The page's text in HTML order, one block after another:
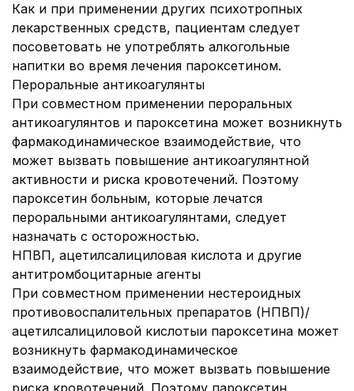
Как и при применении других психотропных
лекарственных средств, пациентам следует
посоветовать не употреблять алкогольные
напитки во время лечения пароксетином.
Пероральные антикоагулянты
При совместном применении пероральных
антикоагулянтов и пароксетина может возникнуть
фармакодинамическое взаимодействие, что
может вызвать повышение антикоагулянтной
активности и риска кровотечений. Поэтому
пароксетин больным, которые лечатся
пероральными антикоагулянтами, следует
назначать с осторожностью.
НПВП, ацетилсалициловая кислота и другие
антитромбоцитарные агенты
При совместном применении нестероидных
противовоспалительных препаратов (НПВП)/
ацетилсалициловой кислотыи пароксетина может
возникнуть фармакодинамическое
взаимодействие, что может вызвать повышение
риска кровотечений. Поэтому пароксетин